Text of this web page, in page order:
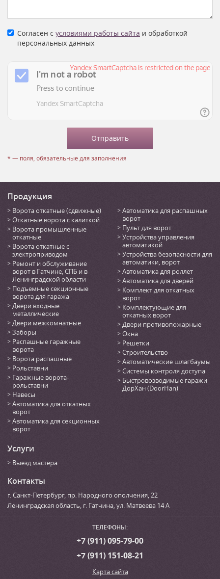
Согласен с условиями работы сайта и обработкой
персональных данных
* — поля, обязательные для заполнения
Продукция
Ворота откатные (сдвижные)
Откатные ворота с калиткой
Ворота промышленные
откатные
Ворота откатные с
электроприводом
Ремонт и обслуживание
ворот в Гатчине, СПБ и в
Ленинградской области
Подъемные секционные
ворота для гаража
Двери входные
металлические
Двери межкомнатные
Заборы
Распашные гаражные
ворота
Ворота распашные
Рольставни
Гаражные ворота-
рольставни
Навесы
Автоматика для откатных
ворот
Автоматика для секционных
ворот
Автоматика для распашных
ворот
Пульт для ворот
Устройства управления
автоматикой
Устройства безопасности для
автоматики, ворот
Автоматика для роллет
Автоматика для дверей
Комплект для откатных
ворот
Комплектующие для
откатных ворот
Двери противопожарные
Окна
Решетки
Строительство
Автоматические шлагбаумы
Системы контроля доступа
Быстровозводимые гаражи
ДорХан (DoorHan)
Услуги
Выезд мастера
Контакты
г. Санкт-Петербург, пр. Народного ополчения, 22
Ленинградская область, г. Гатчина,ул. Матвеева 14 А
ТЕЛЕФОНЫ:
+7 (911) 095-79-00
+7 (911) 151-08-21
Карта сайта